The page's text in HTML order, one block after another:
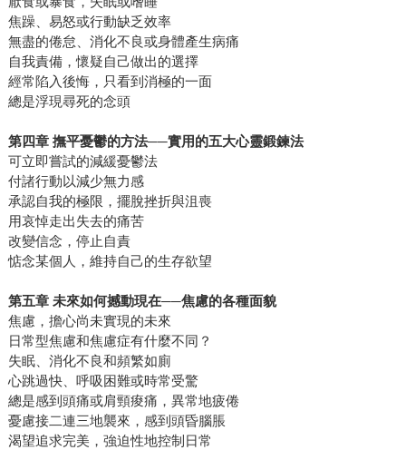
焦躁、易怒或行動缺乏效率
無盡的倦怠、消化不良或身體產生病痛
自我責備，懷疑自己做出的選擇
經常陷入後悔，只看到消極的一面
總是浮現尋死的念頭
第四章 撫平憂鬱的方法──實用的五大心靈鍛鍊法
可立即嘗試的減緩憂鬱法
付諸行動以減少無力感
承認自我的極限，擺脫挫折與沮喪
用哀悼走出失去的痛苦
改變信念，停止自責
惦念某個人，維持自己的生存欲望
第五章 未來如何撼動現在──焦慮的各種面貌
焦慮，擔心尚未實現的未來
日常型焦慮和焦慮症有什麼不同？
失眠、消化不良和頻繁如廁
心跳過快、呼吸困難或時常受驚
總是感到頭痛或肩頸痠痛，異常地疲倦
憂慮接二連三地襲來，感到頭昏腦脹
渴望追求完美，強迫性地控制日常